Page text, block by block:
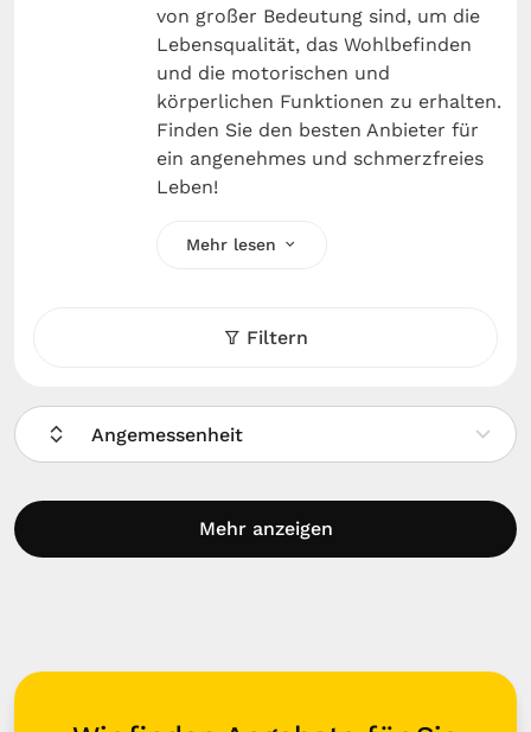
von großer Bedeutung sind, um die
Lebensqualität, das Wohlbefinden
und die motorischen und
körperlichen Funktionen zu erhalten.
Finden Sie den besten Anbieter für
ein angenehmes und schmerzfreies
Leben!
Mehr lesen
Filtern
Angemessenheit
Mehr anzeigen